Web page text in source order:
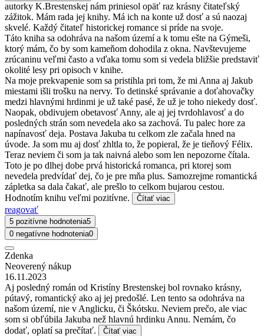
autorky K.Brestenskej nám priniesol opäť raz krásny čitateľský
zážitok. Mám rada jej knihy. Má ich na konte už dosť a sú naozaj
skvelé. Každý čitateľ historickej romance si príde na svoje.
Táto kniha sa odohráva na našom území a k tomu ešte na Gýmeši,
ktorý mám, čo by som kameňom dohodila z okna. Navštevujeme
zrúcaninu veľmi často a vďaka tomu som si vedela bližšie predstaviť
okolité lesy pri opisoch v knihe.
Na moje prekvapenie som sa pristihla pri tom, že mi Anna aj Jakub
miestami išli trošku na nervy. To detinské správanie a doťahovačky
medzi hlavnými hrdinmi je už také pasé, že už je toho niekedy dosť.
Naopak, obdivujem obetavosť Anny, ale aj jej tvrdohlavosť a do
posledných strán som nevedela ako sa zachová. Tu palec hore za
napínavosť deja. Postava Jakuba tu celkom zle začala hned na
úvode. Ja som mu aj dosť zhltla to, že popieral, že je tieňový Félix.
Teraz neviem či som ja tak naivná alebo som len nepozorne čítala.
Toto je po dlhej dobe prvá historická romanca, pri ktorej som
nevedela predvídať dej, čo je pre mňa plus. Samozrejme romantická
zápletka sa dala čakať, ale prešlo to celkom bujarou cestou.
Hodnotím knihu veľmi pozitívne.
Čítať viac
reagovať
5 pozitívne hodnotenia5
0 negatívne hodnotenia0
Zdenka
Neoverený nákup
16.11.2023
Aj posledný román od Kristíny Brestenskej bol rovnako krásny,
pútavý, romantický ako aj jej predošlé. Len tento sa odohráva na
našom území, nie v Anglicku, či Škótsku. Neviem prečo, ale viac
som si obľúbila Jakuba než hlavnú hrdinku Annu. Nemám, čo
dodať, oplatí sa prečítať.
Čítať viac